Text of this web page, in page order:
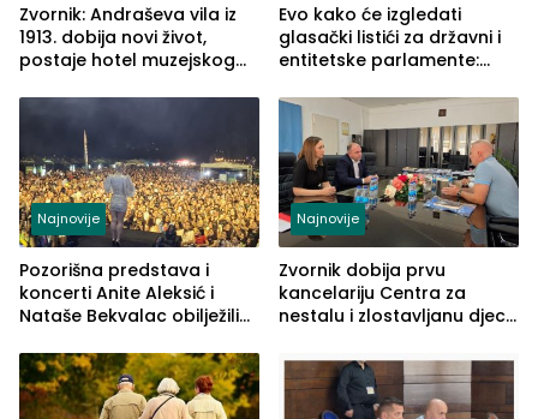
Zvornik: Andraševa vila iz
1913. dobija novi život,
postaje hotel muzejskog
Evo kako će izgledati
glasački listići za državni i
entitetske parlamente:
vidljive na njima
Najnovije
Pozorišna predstava i
koncerti Anite Aleksić i
Nataše Bekvalac obilježili
ljeta (FOTO)
Najnovije
Zvornik dobija prvu
kancelariju Centra za
nestalu i zlostavljanu djecu